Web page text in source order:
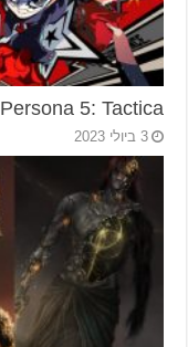
Persona 5: Tactica עם טריילר ל-3 דמויות
3 ביולי 2023